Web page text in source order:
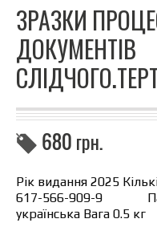
ЗРАЗКИ
ДОКУМЕНТІВ
680грн.
Рік видання 2025
617-566-909-9
українська Вага 0.5 кг